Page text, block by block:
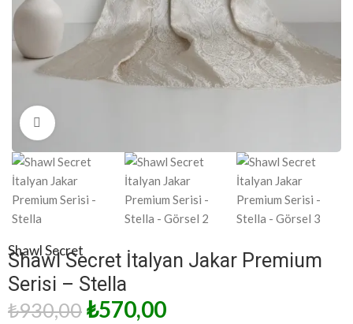
Click to enlarge
Shawl Secret
Shawl Secret İtalyan Jakar Premium
Serisi – Stella
₺930,00 ₺570,00